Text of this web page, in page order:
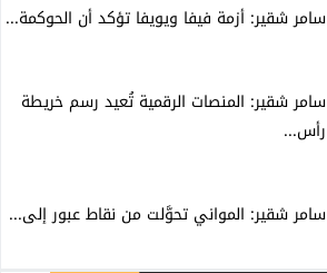
سامر شقير: أزمة فيفا ويويفا تؤكد أن الحوكمة...
سامر شقير: المنصات الرقمية تُعيد رسم خريطة
رأس...
سامر شقير: المواني تحوَّلت من نقاط عبور إلى...